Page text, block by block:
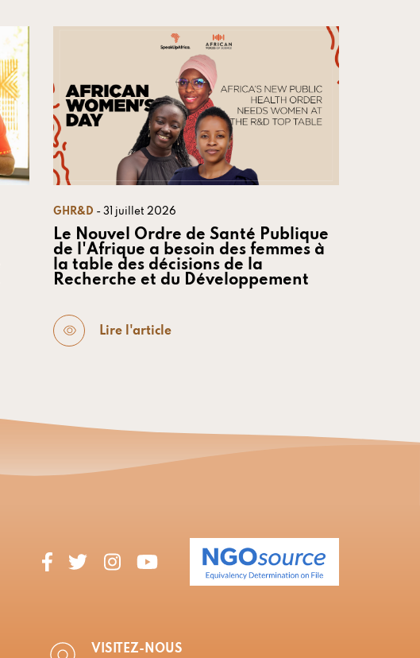
GHR&D - 31 juillet 2026
Le Nouvel Ordre de Santé Publique
de l'Afrique a besoin des femmes à
la table des décisions de la
Recherche et du Développement
Lire l'article
VISITEZ-NOUS